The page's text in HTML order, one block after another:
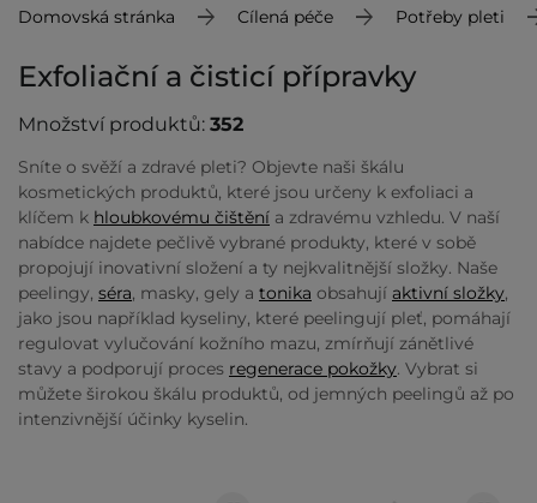
Domovská stránka Cílená péče Potřeby pleti
Exfoliační a čisticí přípravky
Množství produktů: 352
Sníte o svěží a zdravé pleti? Objevte naši škálu
kosmetických produktů, které jsou určeny k exfoliaci a
klíčem k hloubkovému čištění a zdravému vzhledu. V naší
nabídce najdete pečlivě vybrané produkty, které v sobě
propojují inovativní složení a ty nejkvalitnější složky. Naše
peelingy, séra, masky, gely a tonika obsahují aktivní složky,
jako jsou například kyseliny, které peelingují pleť, pomáhají
regulovat vylučování kožního mazu, zmírňují zánětlivé
stavy a podporují proces regenerace pokožky. Vybrat si
můžete širokou škálu produktů, od jemných peelingů až po
intenzivnější účinky kyselin.